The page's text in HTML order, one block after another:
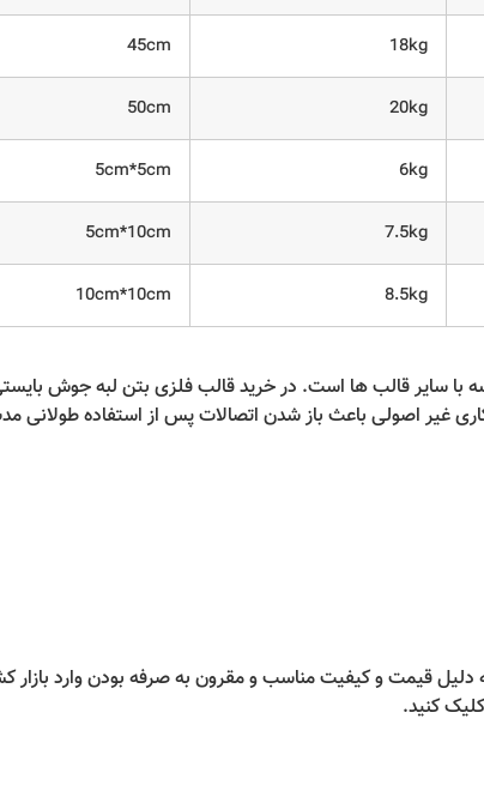
18kg
45cm
20kg
50cm
6kg
5cm*5cm
7.5kg
5cm*10cm
8.5kg
10cm*10cm
با سایر قالب ها است. در خرید قالب فلزی بتن لبه جوش
غیر اصولی باعث باز شدن اتصالات پس از استفاده طولانی
قیمت و کیفیت مناسب و مقرون به صرفه بودن وارد بازار
کنید.